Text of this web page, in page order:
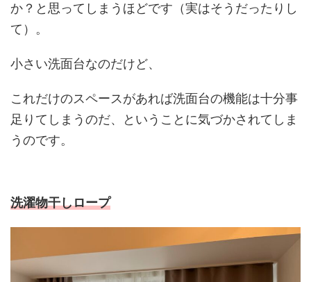
か？と思ってしまうほどです（実はそうだったりし
て）。
小さい洗面台なのだけど、
これだけのスペースがあれば洗面台の機能は十分事
足りてしまうのだ、ということに気づかされてしま
うのです。
洗濯物干しロープ